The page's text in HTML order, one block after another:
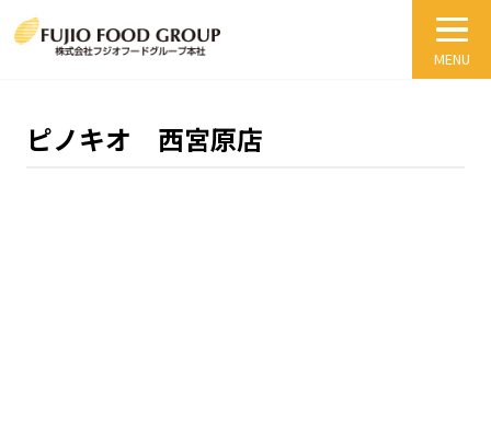
ピノキオ 西宮原店